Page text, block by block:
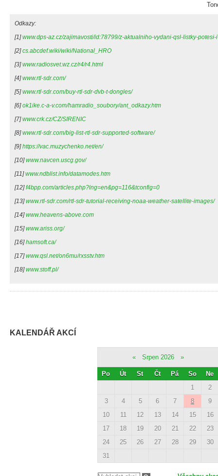
Odkazy:
[1]www.dps-az.cz/zajimavosti/id:78799/z-aktualniho-vydani-qsl-listky-
[2]cs.abcdef.wiki/wiki/National_HRO
[3]www.radiosvet.wz.cz/r4/r4.html
[4]www.rtl-sdr.com/
[5]www.rtl-sdr.com/buy-rtl-sdr-dvb-t-dongles/
[6]ok1ike.c-a-v.com/hamradio_soubory/ant_odkazy.htm
[7]www.crk.cz/CZ/SIRENIC
[8]www.rtl-sdr.com/big-list-rtl-sdr-supported-software/
[9]https://vac.muzychenko.net/en/
[10]www.navcen.uscg.gov/
[11]www.ndblist.info/datamodes.htm
[12]f4bpp.com/articles.php?lng=en&pg=116&tconfig=0
[13]www.rtl-sdr.com/rtl-sdr-tutorial-receiving-noaa-weather-satellite-images/
[14]www.heavens-above.com
[15]www.ariss.org/
[16]hamsoft.ca/
[17]www.qsl.net/on6mu/rxsstv.htm
[18]www.stoff.pl/
KALENDÁŘ AKCÍ
« Srpen 2026 »
Po Út St Čt Pá So
Ne
1
2
3
4 5 6 7 8
9
10
11 12 13 14 15
16
17
18 19 20 21 22
23
24
25 26 27 28 29
30
31